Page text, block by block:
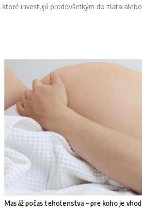
investujú predovšetkým do zlata
Masáž počas tehotenstva – pre koho je